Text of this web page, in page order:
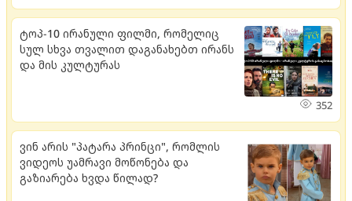
ტოპ-10 ირანული ფილმი, რომელიც
სულ სხვა თვალით დაგანახებთ ირანს
და მის კულტურას
352
ვინ არის "პატარა პრინცი", რომლის
ვიდეოს უამრავი მოწონება და
გაზიარება ხვდა წილად?